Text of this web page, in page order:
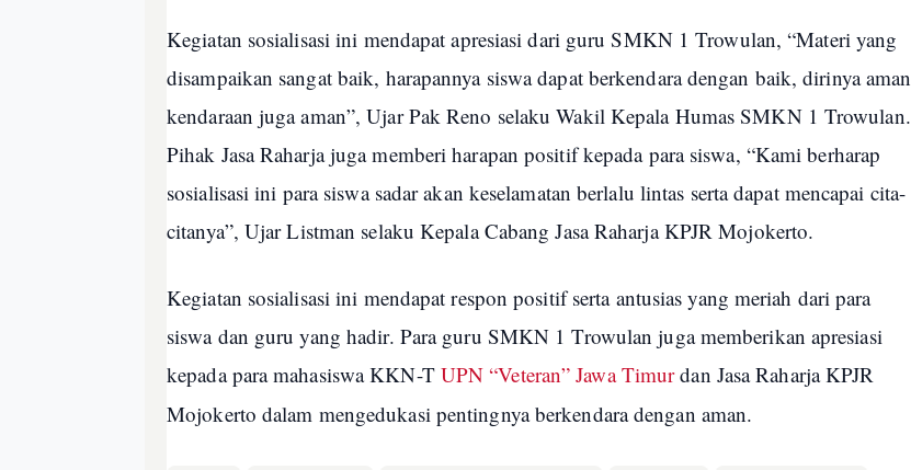
Kegiatan sosialisasi ini mendapat apresiasi dari guru SMKN 1 Trowulan, “Materi yang
disampaikan sangat baik, harapannya siswa dapat berkendara dengan baik, dirinya aman
kendaraan juga aman”, Ujar Pak Reno selaku Wakil Kepala Humas SMKN 1 Trowulan.
Pihak Jasa Raharja juga memberi harapan positif kepada para siswa, “Kami berharap
sosialisasi ini para siswa sadar akan keselamatan berlalu lintas serta dapat mencapai cita-
citanya”, Ujar Listman selaku Kepala Cabang Jasa Raharja KPJR Mojokerto.
Kegiatan sosialisasi ini mendapat respon positif serta antusias yang meriah dari para
siswa dan guru yang hadir. Para guru SMKN 1 Trowulan juga memberikan apresiasi
kepada para mahasiswa KKN-T UPN “Veteran” Jawa Timurdan Jasa Raharja KPJR
Mojokerto dalam mengedukasi pentingnya berkendara dengan aman.